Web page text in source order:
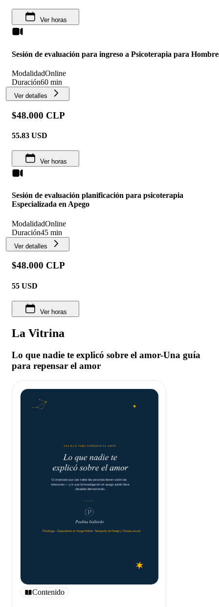
Ver horas
Sesión de evaluación para ingreso a Psicoterapia para
ModalidadOnline
Duración60 min
Ver detalles
$48.000 CLP
55.83 USD
Ver horas
Sesión de evaluación planificación para psicoterapia
Especializada en Apego
ModalidadOnline
Duración45 min
Ver detalles
$48.000 CLP
55 USD
Ver horas
La Vitrina
Lo que nadie te explicó sobre el amor-Una guía
para repensar el amor
Contenido